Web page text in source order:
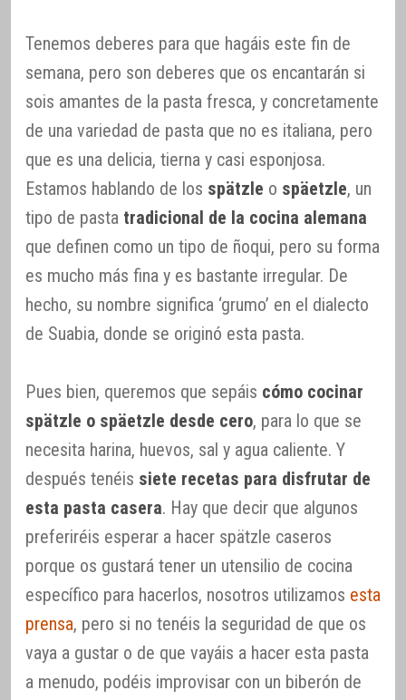
Tenemos deberes para que hagáis este fin de
semana, pero son deberes que os encantarán si
sois amantes de la pasta fresca, y concretamente
de una variedad de pasta que no es italiana, pero
que es una delicia, tierna y casi esponjosa.
Estamos hablando de los spätzle o späetzle, un
tipo de pasta tradicional de la cocina alemana
que definen como un tipo de ñoqui, pero su forma
es mucho más fina y es bastante irregular. De
hecho, su nombre significa ‘grumo’ en el dialecto
de Suabia, donde se originó esta pasta.
Pues bien, queremos que sepáis cómo cocinar
spätzle o späetzle desde cero, para lo que se
necesita harina, huevos, sal y agua caliente. Y
después tenéis siete recetas para disfrutar de
esta pasta casera. Hay que decir que algunos
preferiréis esperar a hacer spätzle caseros
porque os gustará tener un utensilio de cocina
específico para hacerlos, nosotros utilizamos esta
prensa, pero si no tenéis la seguridad de que os
vaya a gustar o de que vayáis a hacer esta pasta
a menudo, podéis improvisar con un biberón de